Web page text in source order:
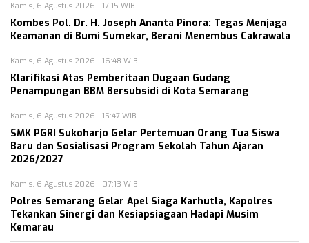
Kamis, 6 Agustus 2026 - 17:15 WIB
Kombes Pol. Dr. H. Joseph Ananta Pinora: Tegas Menjaga
Keamanan di Bumi Sumekar, Berani Menembus Cakrawala
Kamis, 6 Agustus 2026 - 16:48 WIB
Klarifikasi Atas Pemberitaan Dugaan Gudang
Penampungan BBM Bersubsidi di Kota Semarang
Kamis, 6 Agustus 2026 - 15:47 WIB
SMK PGRI Sukoharjo Gelar Pertemuan Orang Tua Siswa
Baru dan Sosialisasi Program Sekolah Tahun Ajaran
2026/2027
Kamis, 6 Agustus 2026 - 07:13 WIB
Polres Semarang Gelar Apel Siaga Karhutla, Kapolres
Tekankan Sinergi dan Kesiapsiagaan Hadapi Musim
Kemarau